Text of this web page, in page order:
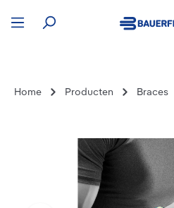
Home Producten Braces
Afbeeldingengalerij overslaan